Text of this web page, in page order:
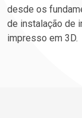
desde os
de instalação de
impresso em 3D.